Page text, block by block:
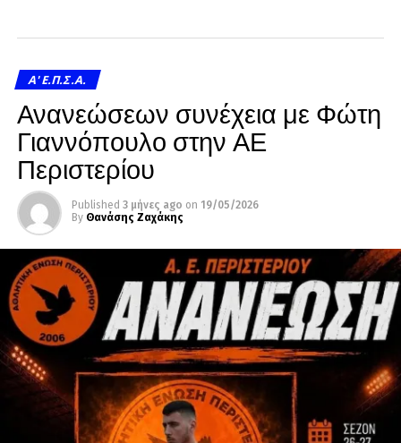
A' Ε.Π.Σ.Α.
Ανανεώσεων συνέχεια με Φώτη
Γιαννόπουλο στην ΑΕ
Περιστερίου
Published 3 μήνες ago on 19/05/2026
By Θανάσης Ζαχάκης